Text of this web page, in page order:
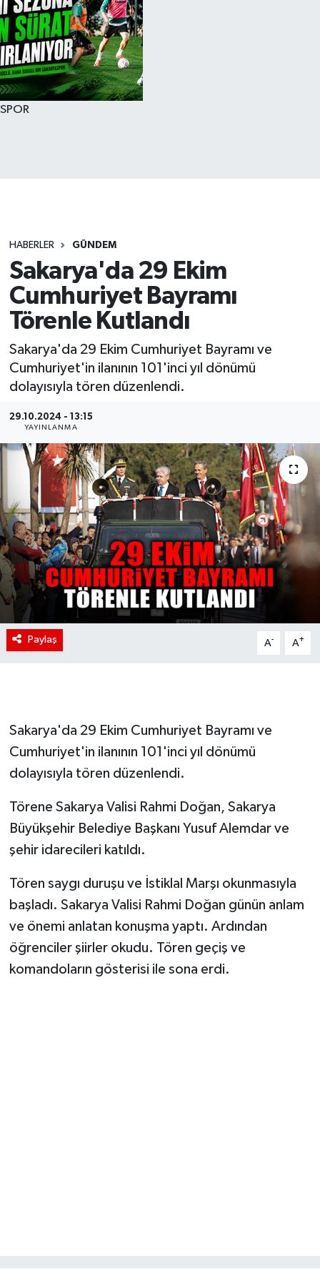
SPOR
HABERLER GÜNDEM
Sakarya'da 29 Ekim
Cumhuriyet Bayramı
Törenle Kutlandı
Sakarya'da 29 Ekim Cumhuriyet Bayramı ve
Cumhuriyet'in ilanının 101'inci yıl dönümü
dolayısıyla tören düzenlendi.
29.10.2024 - 13:15
YAYINLANMA
Paylaş A- A+
Sakarya'da 29 Ekim Cumhuriyet Bayramı ve
Cumhuriyet'in ilanının 101'inci yıl dönümü
dolayısıyla tören düzenlendi.
Törene Sakarya Valisi Rahmi Doğan, Sakarya
Büyükşehir Belediye Başkanı Yusuf Alemdar ve
şehir idarecileri katıldı.
Tören saygı duruşu ve İstiklal Marşı okunmasıyla
başladı. Sakarya Valisi Rahmi Doğan günün anlam
ve önemi anlatan konuşma yaptı. Ardından
öğrenciler şiirler okudu. Tören geçiş ve
komandoların gösterisi ile sona erdi.